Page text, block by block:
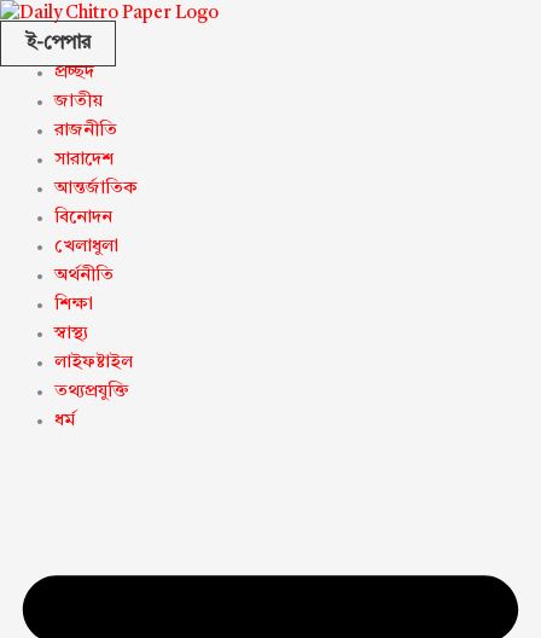
ই-পেপার
প্রচ্ছদ
জাতীয়
রাজনীতি
সারাদেশ
আন্তর্জাতিক
বিনোদন
খেলাধুলা
অর্থনীতি
শিক্ষা
স্বাস্থ্য
লাইফষ্টাইল
তথ্যপ্রযুক্তি
ধর্ম